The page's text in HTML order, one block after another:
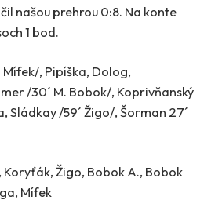
našou prehrou 0:8. Na konte
1 bod.
Mífek/, Pipíška, Dolog,
/30´ M. Bobok/, Koprivňanský
Sládkay /59´ Žigo/, Šorman 27´
Koryťák, Žigo, Bobok A., Bobok
Mífek